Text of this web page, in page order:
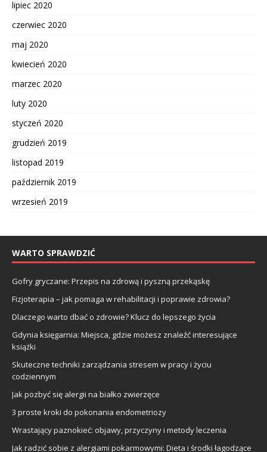
lipiec 2020
czerwiec 2020
maj 2020
kwiecień 2020
marzec 2020
luty 2020
styczeń 2020
grudzień 2019
listopad 2019
październik 2019
wrzesień 2019
WARTO SPRAWDZIĆ
Gofry gryczane: Przepis na zdrową i pyszną przekąskę
Fizjoterapia – jak pomaga w rehabilitacji i poprawie zdrowia?
Dlaczego warto dbać o zdrowie? Klucz do lepszego życia
Gdynia księgarnia: Miejsca, gdzie możesz znaleźć interesujące
książki
Skuteczne techniki zarządzania stresem w pracy i życiu
codziennym
Jak pozbyć się alergii na białko zwierzęce
3 proste kroki do pokonania endometriozy
Wrastający paznokieć: objawy, przyczyny i metody leczenia
Jak radzić sobie z alergiami pokarmowymi: Dieta i środki łagodzące